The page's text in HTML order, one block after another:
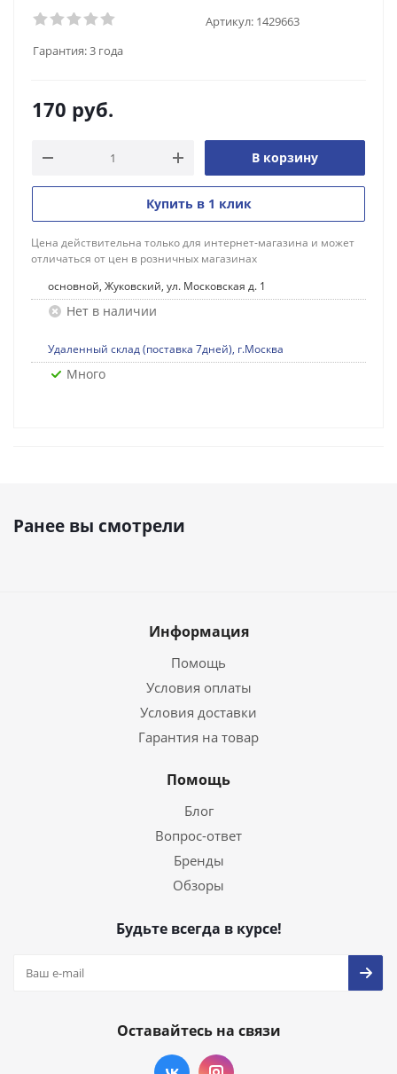
Артикул: 1429663
Гарантия:3 года
170 руб.
В корзину
Купить в 1 клик
Цена действительна только для интернет-магазина и может
отличаться от цен в розничных магазинах
основной, Жуковский, ул. Московская д. 1
Нет в наличии
Удаленный склад (поставка 7дней), г.Москва
Много
Ранее вы смотрели
Информация
Помощь
Условия оплаты
Условия доставки
Гарантия на товар
Помощь
Блог
Вопрос-ответ
Бренды
Обзоры
Будьте всегда в курсе!
Оставайтесь на связи